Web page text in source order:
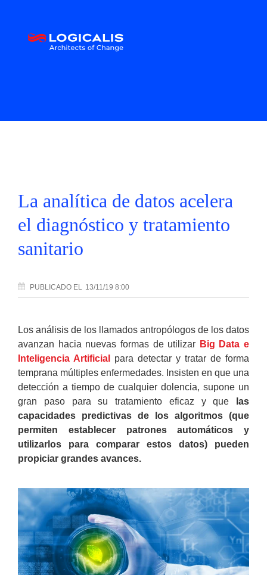
La analítica de datos acelera
el diagnóstico y tratamiento
sanitario
PUBLICADO EL 13/11/19 8:00
Los análisis de los llamados antropólogos de los datos
avanzan hacia nuevas formas de utilizar Big Data e
Inteligencia Artificial para detectar y tratar de forma
temprana múltiples enfermedades. Insisten en que una
detección a tiempo de cualquier dolencia, supone un
gran paso para su tratamiento eficaz y que
las
capacidades predictivas de los algoritmos (que
permiten establecer patrones automáticos y
utilizarlos para comparar estos datos) pueden
propiciar grandes avances.